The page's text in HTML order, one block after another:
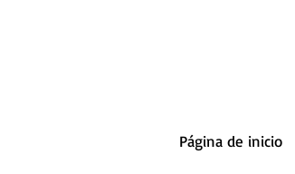
Página de inicio